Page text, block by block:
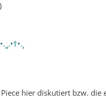
hier diskutiert bzw. die